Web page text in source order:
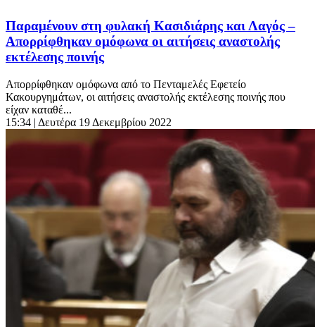
Παραμένουν στη φυλακή Κασιδιάρης και Λαγός –
Απορρίφθηκαν ομόφωνα οι αιτήσεις αναστολής
εκτέλεσης ποινής
Απορρίφθηκαν ομόφωνα από το Πενταμελές Εφετείο
Κακουργημάτων, οι αιτήσεις αναστολής εκτέλεσης ποινής που
είχαν καταθέ...
15:34 | Δευτέρα 19 Δεκεμβρίου 2022